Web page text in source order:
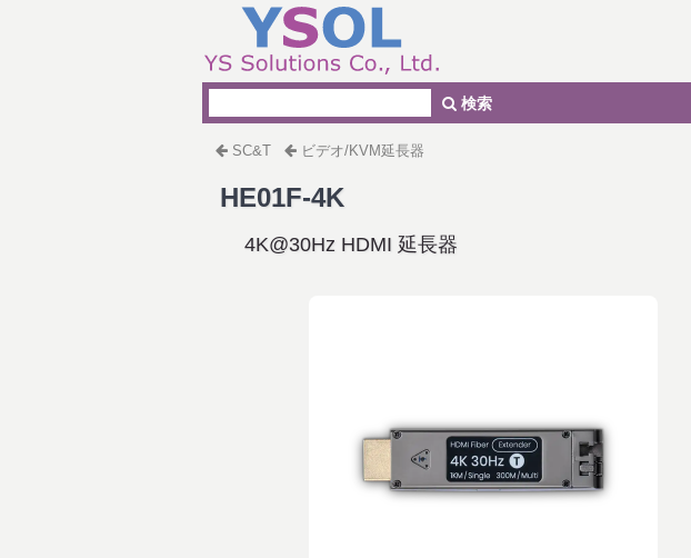
SC&T ビデオ/KVM延長器
HE01F-4K
4K@30Hz HDMI 延長器
検索